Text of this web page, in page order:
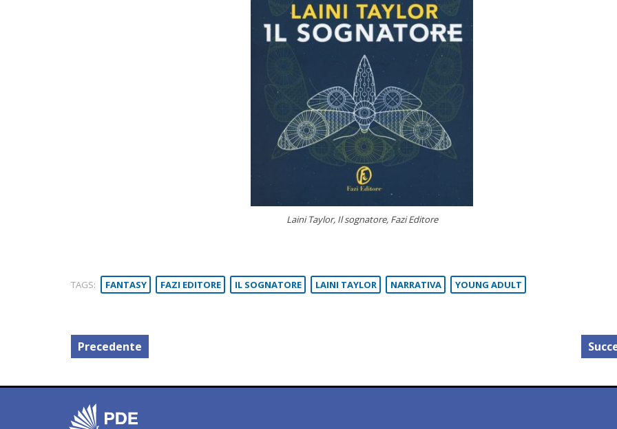
Laini Taylor, Il sognatore, Fazi Editore
TAGS: FANTASY FAZI EDITORE IL SOGNATORE LAINI TAYLOR NARRATIVA YOUNG ADULT
Precedente